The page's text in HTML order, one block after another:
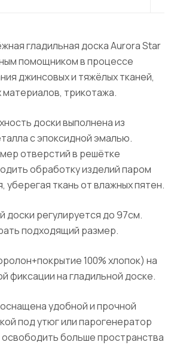
гладильная доска Aurora Star
помощником в процессе
джинсовых и тяжёлых тканей,
материалов, трикотажа.
доски выполнена из
с эпоксидной эмалью.
отверстий в решётке
обработку изделий паром
уберегая ткань от влажных пятен.
доски регулируется до 97см.
подходящий размер.
100% хлопок) на
фиксации на гладильной доске.
удобной и прочной
под утюг или парогенератор
больше пространства